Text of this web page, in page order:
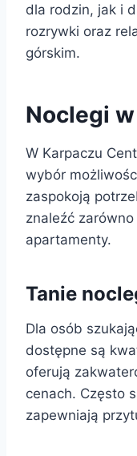
dla rodzin, jak i
rozrywki oraz
górskim.
Noclegi
W Karpaczu
wybór
zaspokoją
znaleźć
apartamenty.
Tanie
Dla osób
dostępne są
oferują
cenach. Często
zapewniają